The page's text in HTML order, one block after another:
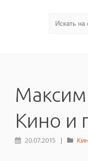
Кино и
20.07.2015 |